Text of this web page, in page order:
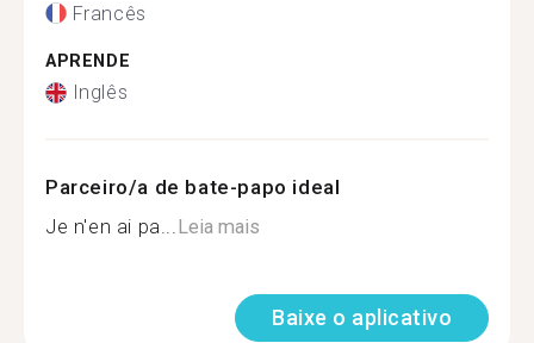
Francês
APRENDE
Inglês
Parceiro/a de bate-papo ideal
Je n'en ai pa...Leia mais
Baixe o aplicativo